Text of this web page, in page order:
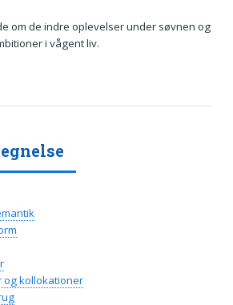
om de indre oplevelser under søvnen og
i vågent liv.
og kollokationer